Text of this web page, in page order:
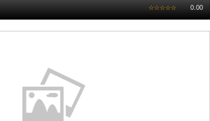
☆☆☆☆☆ 0.00